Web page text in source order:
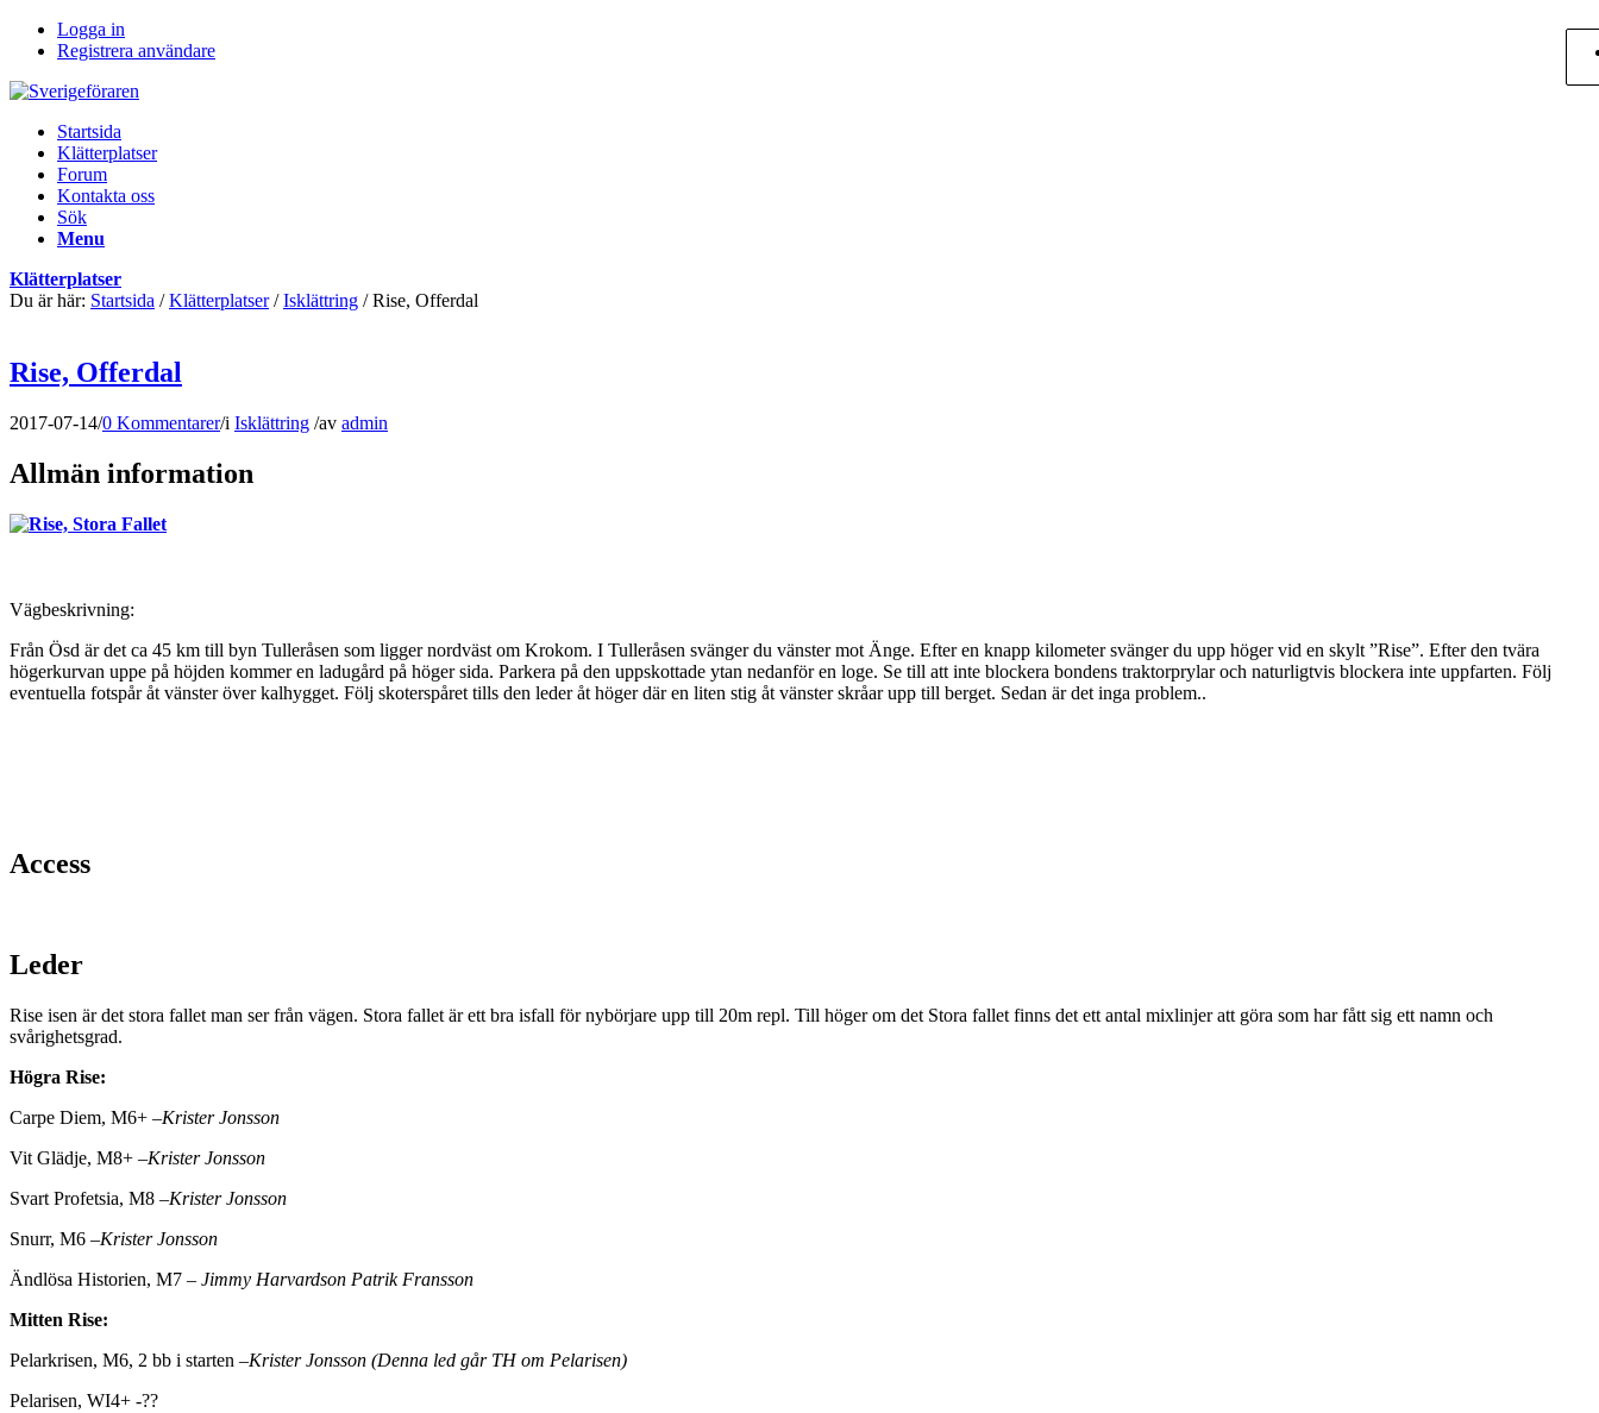
Logga in
Registrera användare
Startsida
Klätterplatser
Forum
Kontakta oss
Sök
Menu
Klätterplatser
Du är här: Startsida / Klätterplatser / Isklättring / Rise, Offerdal
Rise, Offerdal
2017-07-14/0 Kommentarer/i Isklättring /av admin
Allmän information
Vägbeskrivning:
Från Ösd är det ca 45 km till byn Tulleråsen som ligger nordväst om Krokom. I Tulleråsen svänger du vänster mot Änge. Efter en knapp kilometer svänger du upp höger vid en skylt ”Rise”. Efter den tvära
högerkurvan uppe på höjden kommer en ladugård på höger sida. Parkera på den uppskottade ytan nedanför en loge. Se till att inte blockera bondens traktorprylar och naturligtvis blockera inte uppfarten. Följ
eventuella fotspår åt vänster över kalhygget. Följ skoterspåret tills den leder åt höger där en liten stig åt vänster skråar upp till berget. Sedan är det inga problem..
Access
Leder
Rise isen är det stora fallet man ser från vägen. Stora fallet är ett bra isfall för nybörjare upp till 20m repl. Till höger om det Stora fallet finns det ett antal mixlinjer att göra som har fått sig ett namn och
svårighetsgrad.
Högra Rise:
Carpe Diem, M6+ –Krister Jonsson
Vit Glädje, M8+ –Krister Jonsson
Svart Profetsia, M8 –Krister Jonsson
Snurr, M6 –Krister Jonsson
Ändlösa Historien, M7 – Jimmy Harvardson Patrik Fransson
Mitten Rise:
Pelarkrisen, M6, 2 bb i starten –Krister Jonsson (Denna led går TH om Pelarisen)
Pelarisen, WI4+ -??